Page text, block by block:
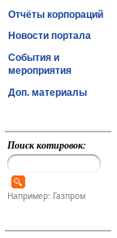
Отчёты корпораций
Новости портала
События и
мероприятия
Доп. материалы
Поиск котировок:
Например: Газпром